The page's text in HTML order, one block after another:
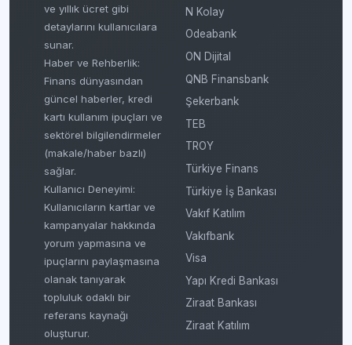
ve yıllık ücret gibi
detaylarını kullanıcılara
sunar.
Haber ve Rehberlik:
Finans dünyasından
güncel haberler, kredi
kartı kullanım ipuçları ve
sektörel bilgilendirmeler
(makale/haber bazlı)
sağlar.
Kullanıcı Deneyimi:
Kullanıcıların kartlar ve
kampanyalar hakkında
yorum yapmasına ve
ipuçlarını paylaşmasına
olanak tanıyarak
topluluk odaklı bir
referans kaynağı
oluşturur.
N Kolay
Odeabank
ON Dijital
QNB Finansbank
Şekerbank
TEB
TROY
Türkiye Finans
Türkiye İş Bankası
Vakıf Katılım
Vakıfbank
Visa
Yapı Kredi Bankası
Ziraat Bankası
Ziraat Katılım